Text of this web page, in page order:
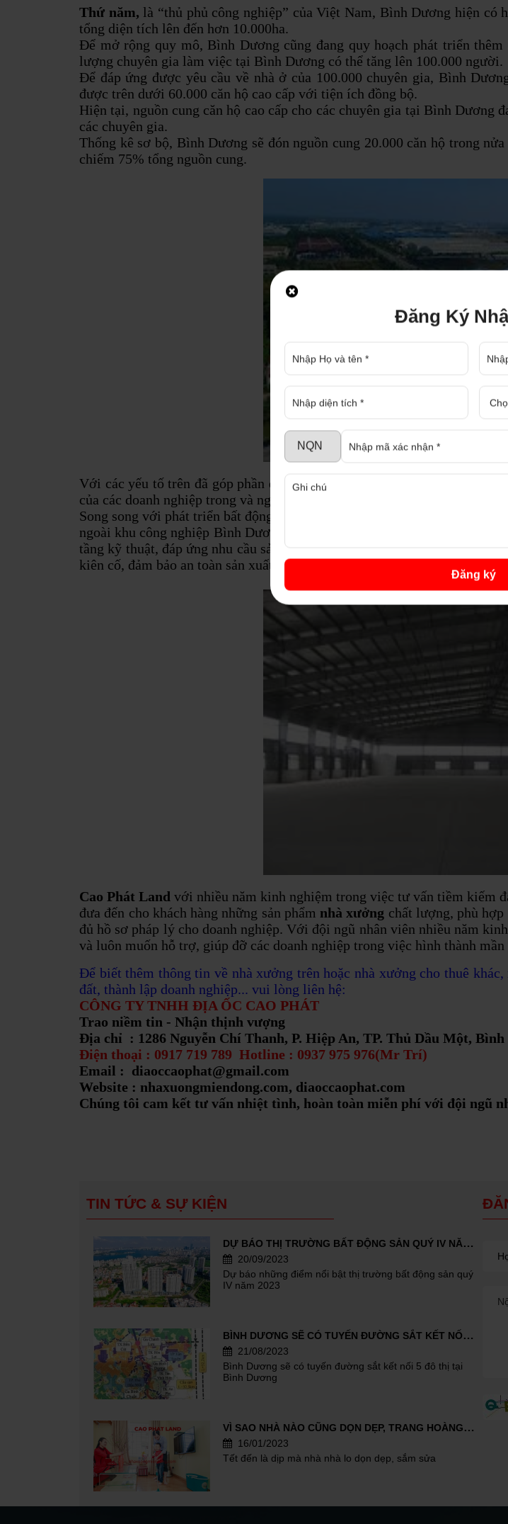
Thứ năm, là “thủ phủ công nghiệp” của Việt Nam, Bình Dương hiện
tổng diện tích lên đến hơn 10.000ha.
Để mở rộng quy mô, Bình Dương cũng đang quy hoạch phát triển
lượng chuyên gia làm việc tại Bình Dương có thể tăng lên 100.000 người.
Để đáp ứng được yêu cầu về nhà ở của 100.000 chuyên gia, Bình
được trên dưới 60.000 căn hộ cao cấp với tiện ích đồng bộ.
Hiện tại, nguồn cung căn hộ cao cấp cho các chuyên gia tại Bình Dương
các chuyên gia.
Thống kê sơ bộ, Bình Dương sẽ đón nguồn cung 20.000 căn hộ trong
chiếm 75% tổng nguồn cung.
Với các yếu tố trên đã góp phần quan trọng làm nên sự bùng nổ của bất
của các doanh nghiệp trong và ngoài nước, góp phần làm phát triển nền
Song song với phát triển bất động sản căn hộ thì không thể thiếu sự phát
ngoài khu công nghiệp Bình Dương đang ngày càng được mở rộng và
tầng kỹ thuật, đáp ứng nhu cầu sản xuất cũng như nhu cầu thiết yếu cho
kiên cố, đảm bảo an toàn sản xuất. Gía bán và cho thuê luôn được hỗ trợ
Cao Phát Land với nhiều năm kinh nghiệm trong việc tư vấn tiềm kiếm
đưa đến cho khách hàng những sản phẩm nhà xưởng chất lượng, phù
đủ hồ sơ pháp lý cho doanh nghiệp. Với đội ngũ nhân viên nhiều năm
và luôn muốn hỗ trợ, giúp đỡ các doanh nghiệp trong việc hình thành mần
Để biết thêm thông tin về nhà xưởng trên hoặc nhà xưởng cho thuê
đất, thành lập doanh nghiệp... vui lòng liên hệ:
CÔNG TY TNHH ĐỊA ỐC CAO PHÁT
Trao niềm tin - Nhận thịnh vượng
Địa chỉ : 1286 Nguyễn Chí Thanh, P. Hiệp An, TP. Thủ Dầu Một, Bình
Điện thoại : 0917 719 789 Hotline : 0937 975 976(Mr Trí)
Email : diaoccaophat@gmail.com
Website : nhaxuongmiendong.com, diaoccaophat.com
Chúng tôi cam kết tư vấn nhiệt tình, hoàn toàn miễn phí với đội ngũ
TIN TỨC & SỰ KIỆN
15/03/2020
Cho thuê nhà xưởng giá rẻ trong khu công nghiệp Bình
Dương. Bạn đang là một doanh nghiệp có tiềm năng để
phát triển về...
15/03/2020
Bất Động Sản, nhà xưởng Phan Thiết kỳ vọng vào vị
như thế điểm tới đứng đầu cảng hàng không và đường
cao tốc...
136/NQ-CP[1], tách...
DỰ BÁO THỊ TRƯỜNG BẤT ĐỘNG SẢN QUÝ IV NĂM 2023
20/09/2023
Dự báo những điểm nổi bật thị trường bất động sản quý
IV năm 2023
BÌNH DƯƠNG SẼ CÓ TUYẾN ĐƯỜNG SẮT KẾT NỐI 5 ĐÔ THỊ TẠI BÌNH DƯƠNG
21/08/2023
Bình Dương sẽ có tuyến đường sắt kết nối 5 đô thị tại
Bình Dương
VÌ SAO NHÀ NÀO CŨNG DỌN DẸP, TRANG HOÀNG NGÀY TẾT?
16/01/2023
Tết đến là dịp mà nhà nhà lo dọn dẹp, sắm sửa
Đăng Ký
Đăng ký